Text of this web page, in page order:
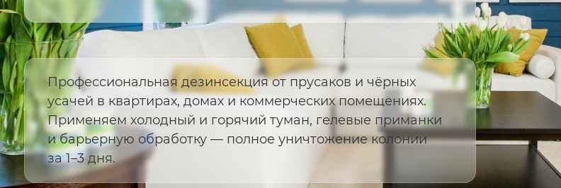
Профессиональная дезинсекция от прусаков и чёрных
усачей в квартирах, домах и коммерческих помещениях.
Применяем холодный и горячий туман, гелевые приманки
и барьерную обработку — полное уничтожение колонии
за 1–3 дня.